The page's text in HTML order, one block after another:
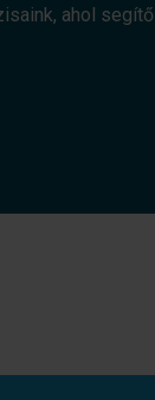
ahol segítő